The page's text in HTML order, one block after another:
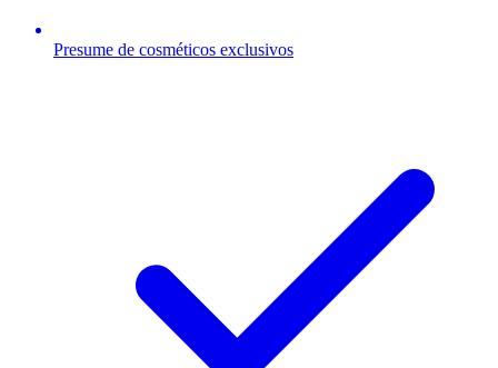
Presume de cosméticos exclusivos